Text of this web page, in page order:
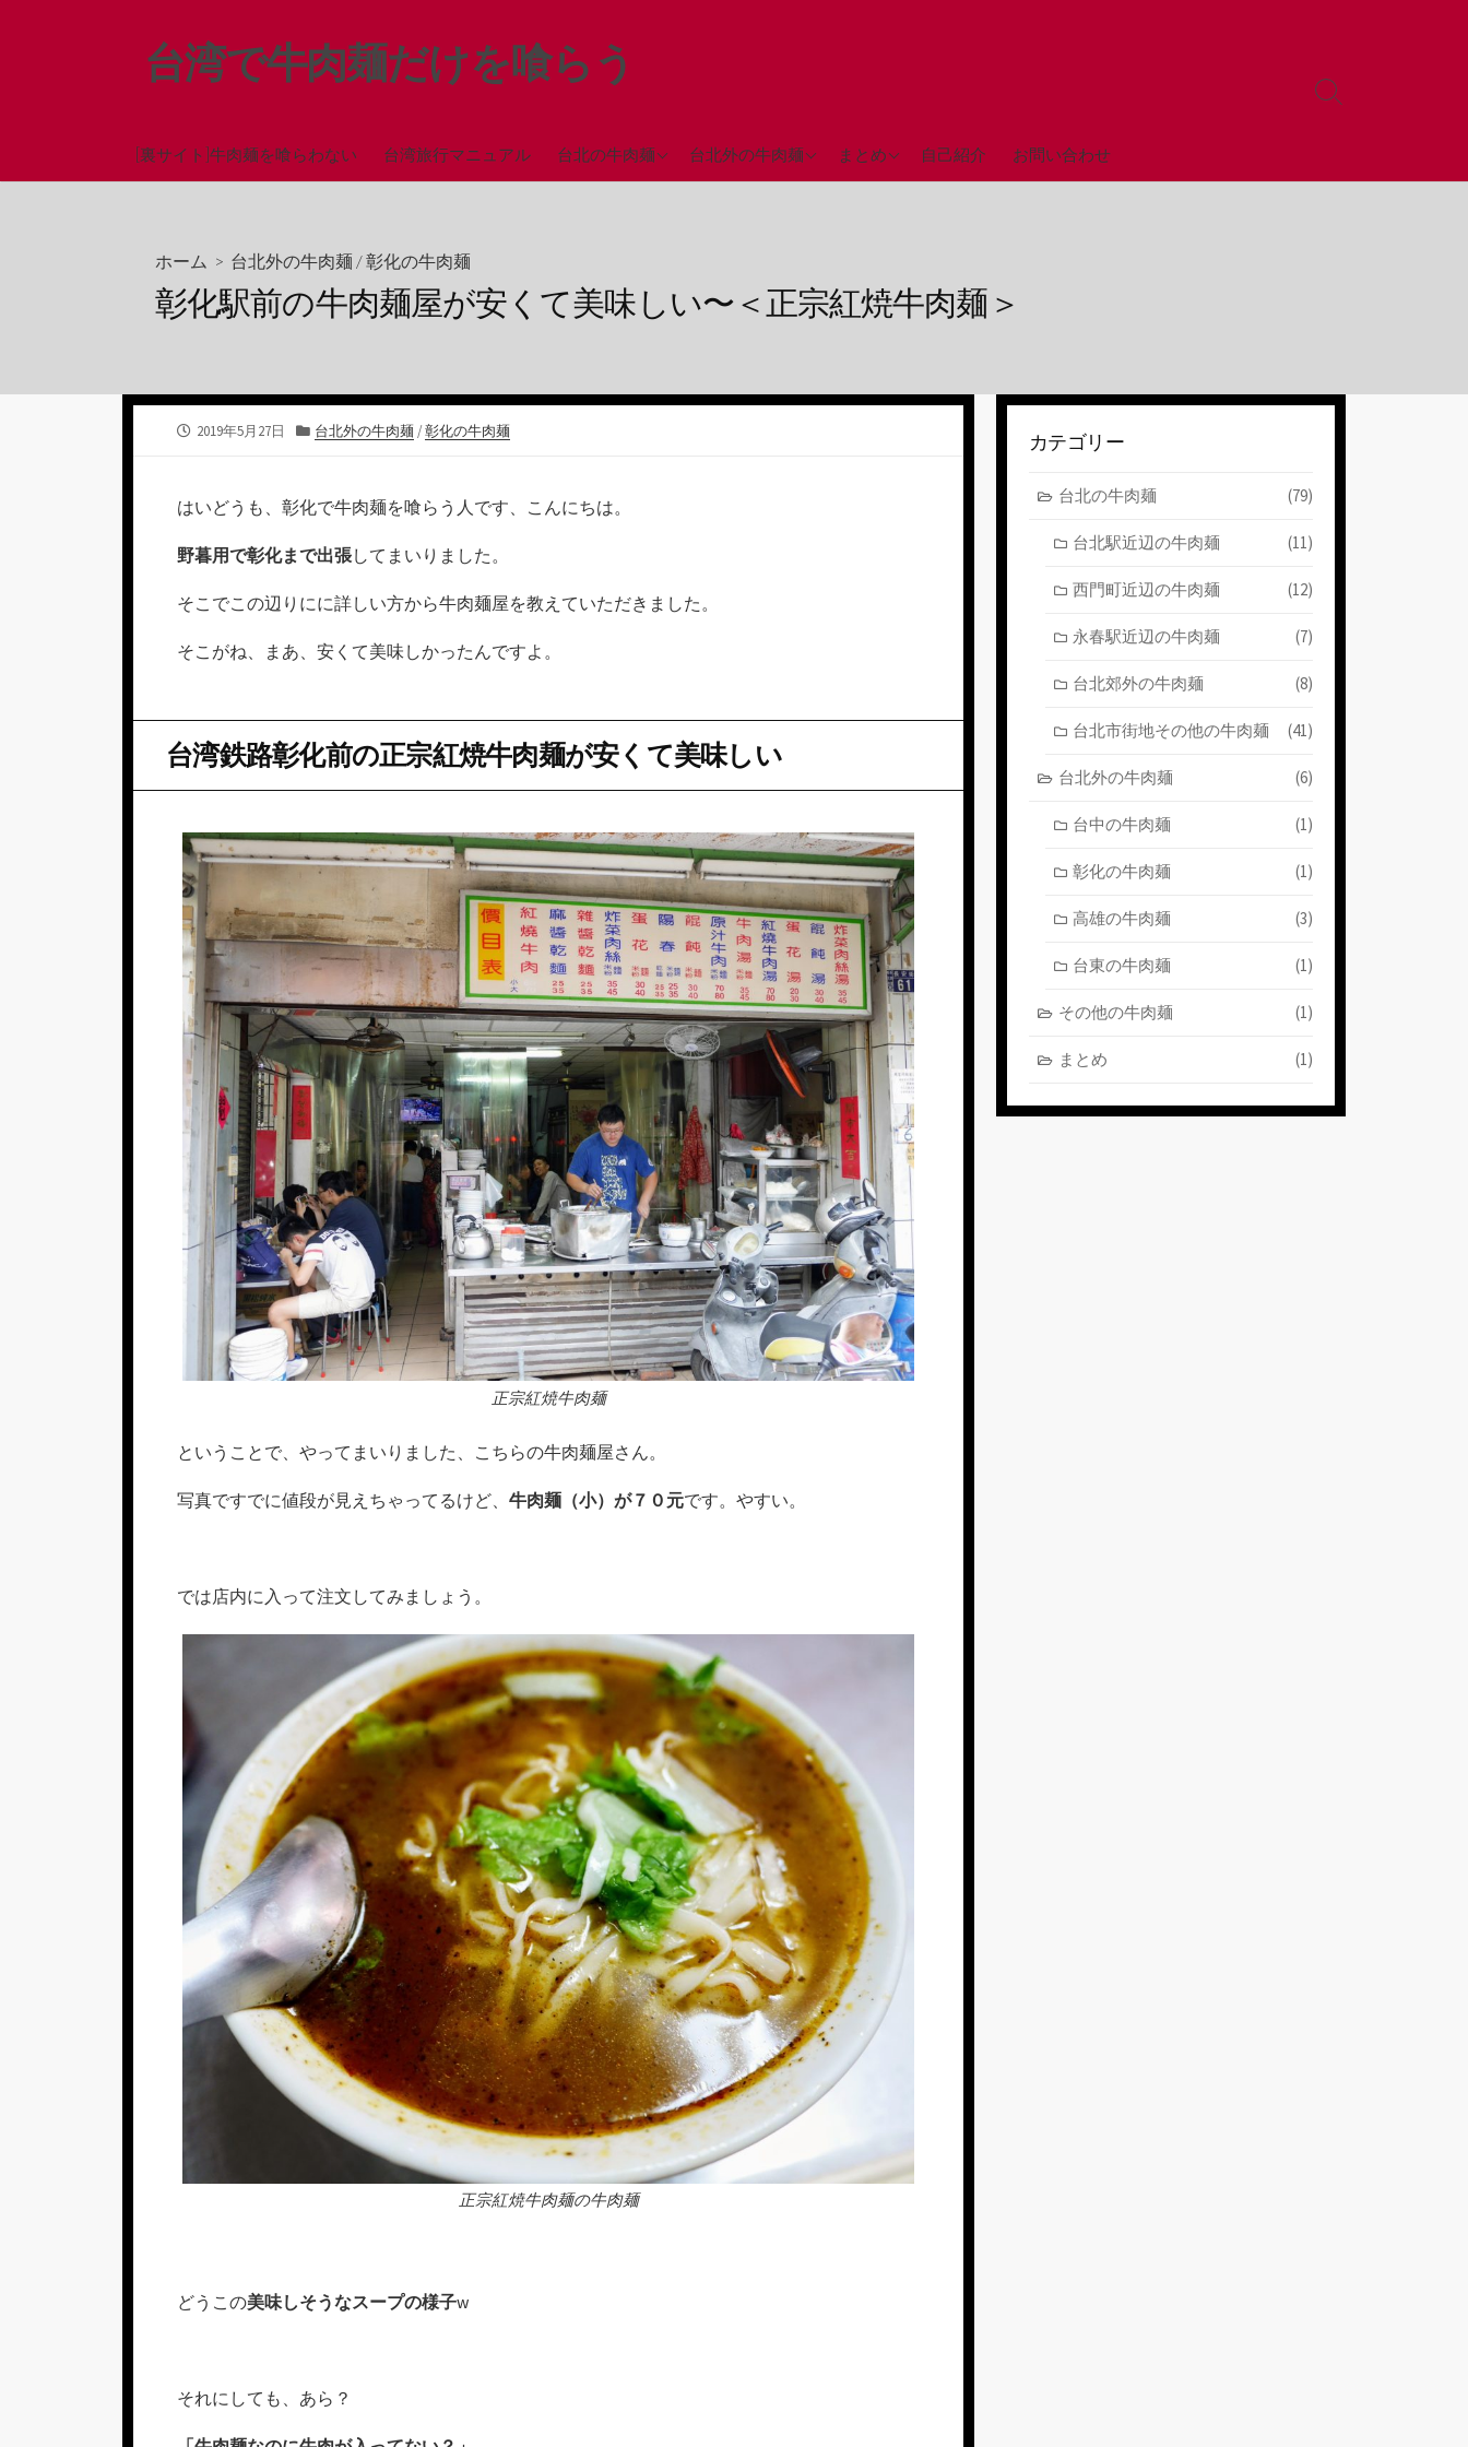
ス
台湾で牛肉麺だけを喰らう
[裏サイト]牛肉麺を喰らわない 台湾旅行マニュアル 台北の牛肉麺
台北駅近辺の牛肉麺
台北郊外の牛肉麺
台北外の牛肉麺
台中の牛肉麺
まとめ
ミシュランガイド全店舗
自己紹介 お問い合わせ
検
ホーム > 台北外の牛肉麺 /彰化の牛肉麺
彰化駅前の牛肉麺屋が安くて美味しい〜＜正宗紅焼牛肉麺＞
公
2019年5月27日
カ
ー
台北外の牛肉麺 /彰化の牛肉麺
はいどうも、彰化で牛肉麺を喰らう人です、こんにちは。
野暮用で彰化まで出張してまいりました。
そこでこの辺りにに詳しい方から牛肉麺屋を教えていただきました。
そこがね、まあ、安くて美味しかったんですよ。
台湾鉄路彰化前の正宗紅焼牛肉麺が安くて美味しい
正宗紅焼牛肉麺
ということで、やってまいりました、こちらの牛肉麺屋さん。
写真ですでに値段が見えちゃってるけど、 牛肉麺（小）が７０元です。やすい。
では店内に入って注文してみましょう。
正宗紅焼牛肉麺の牛肉麺
どうこの美味しそうなスープの様子w
それにしても、あら？
カテゴリー
台北の牛肉麺 (79)
台北駅近辺の牛肉麺 (11)
西門町近辺の牛肉麺 (12)
永春駅近辺の牛肉麺 (7)
台北郊外の牛肉麺 (8)
台北市街地その他の牛肉麺 (41)
台北外の牛肉麺 (6)
台中の牛肉麺 (1)
彰化の牛肉麺 (1)
高雄の牛肉麺 (3)
台東の牛肉麺 (1)
その他の牛肉麺 (1)
まとめ (1)